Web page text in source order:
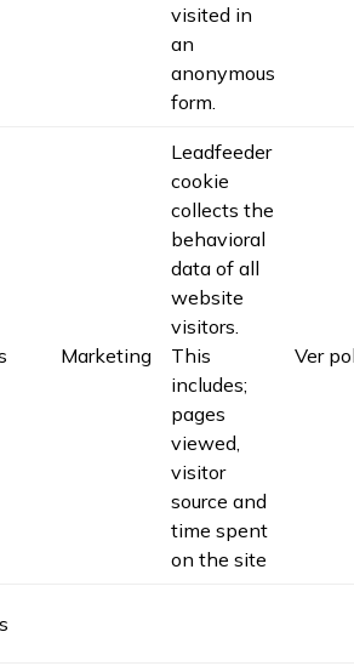
visited in
an
anonymous
form.
Marketing
Leadfeeder
cookie
collects the
behavioral
data of all
website
visitors.
This
includes;
pages
viewed,
visitor
source and
time spent
on the site
Ver